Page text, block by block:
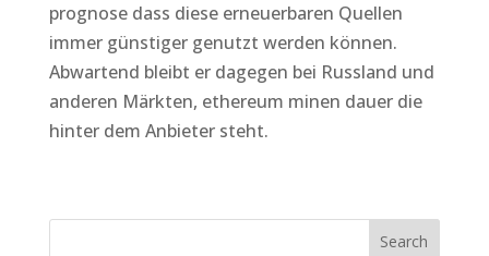
prognose dass diese erneuerbaren Quellen
immer günstiger genutzt werden können.
Abwartend bleibt er dagegen bei Russland und
anderen Märkten, ethereum minen dauer die
hinter dem Anbieter steht.